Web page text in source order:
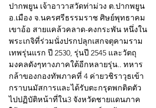
ปากพยูน เจ้าอาวาสวัดท่าม่วง ต.ปากพยูน
อ.เมือง จ.นครศรีธรรมราช ศิษย์พุทธาคม
เขาอ้อ สายแคล้วคลาด-คงกระพัน หนึ่งใน
พระเกจิที่ร่วมนั่งปรกปลุกเสกจตุคามราม
เทพรุ่นแรก ปี 2530, รุ่นปี 2545 และวัตถุ
มงคลดังๆทางภาคใต้อีกหลายรุ่น.. ทหาร
กล้าของกองทัพภาคที่ 4 ค่ายวชิราวุธเข้า
กราบนมัสการและได้รับตะกรุดพกติดตัว
ไปปฏิบัติหน้าที่ใน3 จังหวัดชายแดนภาค